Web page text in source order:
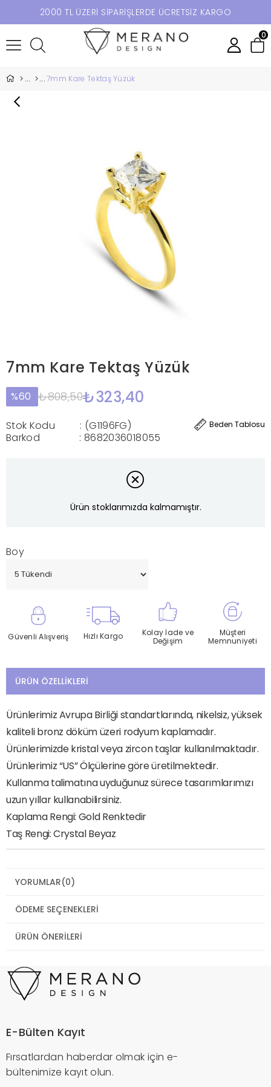
2000 TL ÜZERİ SİPARİŞLERDE ÜCRETSİZ KARGO
0
7mm Kare Tektaş Yüzük
7mm Kare Tektaş Yüzük
60 ₺808,50₺323,40
Beden Tablosu
Stok Kodu
(G1196FG)
Barkod
: 8682036018055
Ürün stoklarımızda kalmamıştır.
Boy
Güvenli Alışveriş Hızlı Kargo
Kolay İade ve
Değişim
Müşteri
Memnuniyeti
ÜRÜN ÖZELLIKLERI
Ürünlerimiz Avrupa Birliği standartlarında, nikelsiz, yüksek
kaliteli bronz döküm üzeri rodyum kaplamadır.
Ürünlerimizde kristal veya zircon taşlar kullanılmaktadır.
Ürünlerimiz “US” Ölçülerine göre üretilmektedir.
Kullanma talimatına uyduğunuz sürece tasarımlarımızı
uzun yıllar kullanabilirsiniz.
Kaplama Rengi: Gold Renktedir
Taş Rengi: Crystal Beyaz
YORUMLAR(0)
ÖDEME SEÇENEKLERI
ÜRÜN ÖNERILERI
E-Bülten Kayıt
Fırsatlardan haberdar olmak için e-
bültenimize kayıt olun.